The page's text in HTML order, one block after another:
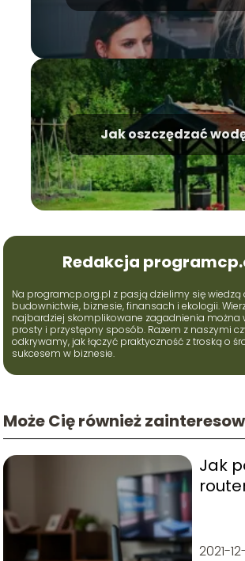
Jak oszczędzać
Redakcja
Na programcp.org.pl z pasją dzielimy się wiedzą
budownictwie, biznesie, finansach i ekologii.
najbardziej skomplikowane zagadnienia można
prosty i przystępny sposób. Razem z naszymi
odkrywamy, jak łączyć praktyczność z troską o
sukcesem w biznesie.
Może Cię również
Jak
2021-